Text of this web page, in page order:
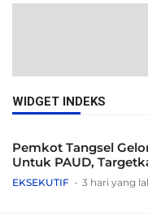
WIDGET INDEKS
Pemkot Tangsel
Untuk PAUD,
EKSEKUTIF 3 hari yang